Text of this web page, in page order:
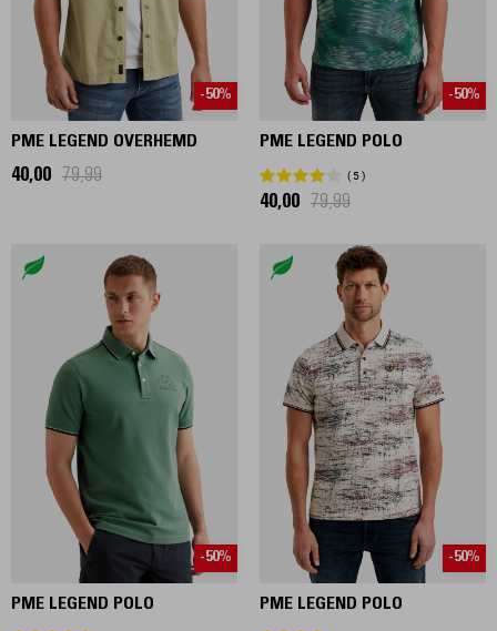
-50%
PME LEGEND OVERHEMD
40,00 79,99
-50%
PME LEGEND POLO
5
40,00 79,99
-50%
PME LEGEND POLO
-50%
PME LEGEND POLO